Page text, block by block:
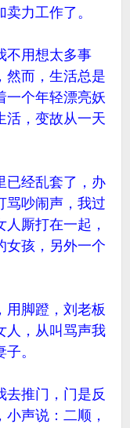
力工作了。
用想太多事
然而，生活总是
一个年轻漂亮妖
活，变故从一天
经乱套了，办
骂吵闹声，我过
厮打在一起，
女孩，另外一个
脚蹬，刘老板
人，从叫骂声我
。
推门，门是反
声说：二顺，